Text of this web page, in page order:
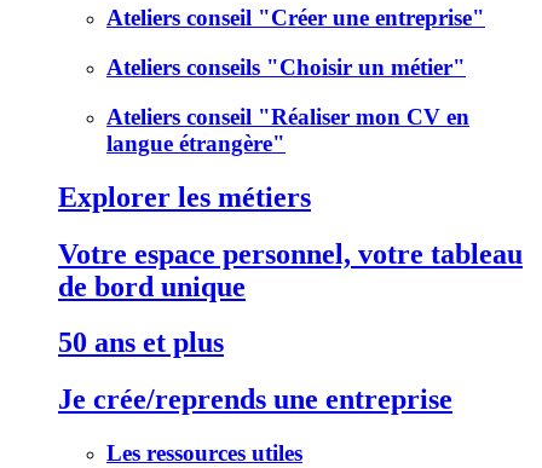
Ateliers conseil "Créer une entreprise"
Ateliers conseils "Choisir un métier"
Ateliers conseil "Réaliser mon CV en
langue étrangère"
Explorer les métiers
Votre espace personnel, votre tableau
de bord unique
50 ans et plus
Je crée/reprends une entreprise
Les ressources utiles